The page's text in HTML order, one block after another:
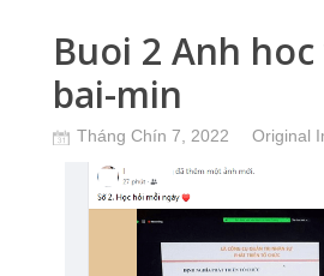
Buoi 2 Anh
bai-min
Tháng Chín 7, 2022 Original